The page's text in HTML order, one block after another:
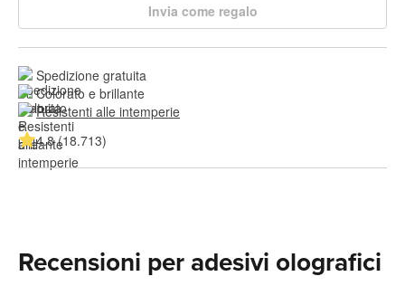
Invia come regalo
Spedizione gratuita
Colorato e brillante
Resistenti alle intemperie
4.8 (18.713)
Recensioni per adesivi olografici